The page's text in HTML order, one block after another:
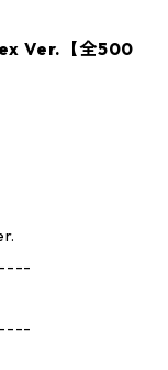
Ver.【全500